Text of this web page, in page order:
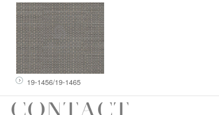
19-1456/19-1465